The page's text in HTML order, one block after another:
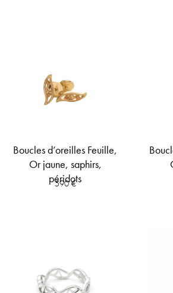
Boucles d’oreilles Feuille,
Or jaune, saphirs,
péridots
590€